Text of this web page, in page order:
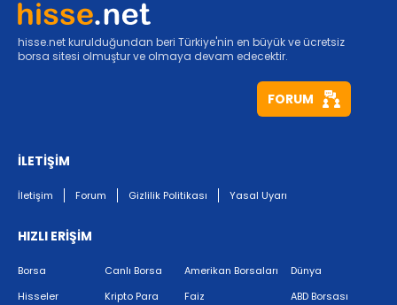
hisse.net kurulduğundan beri Türkiye'nin en büyük ve ücretsiz
borsa sitesi olmuştur ve olmaya devam edecektir.
FORUM
İLETİŞİM
İletişim Forum Gizlilik Politikası Yasal Uyarı
HIZLI ERİŞİM
Borsa
Hisseler
Canlı Borsa
Kripto Para
Amerikan Borsaları
Faiz
Dünya
ABD Borsası